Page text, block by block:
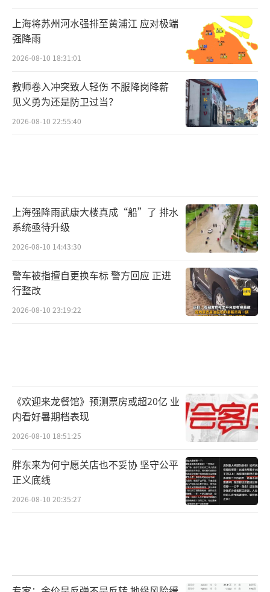
上海将苏州河水强排至黄浦江 应对极端
强降雨
2026-08-10 18:31:01
教师卷入冲突致人轻伤 不服降岗降薪
见义勇为还是防卫过当？
2026-08-10 22:55:40
上海强降雨武康大楼真成“船”了 排水
系统亟待升级
2026-08-10 14:43:30
警车被指擅自更换车标 警方回应 正进
行整改
2026-08-10 23:19:22
《欢迎来龙餐馆》预测票房或超20亿 业
内看好暑期档表现
2026-08-10 18:51:25
胖东来为何宁愿关店也不妥协 坚守公平
正义底线
2026-08-10 20:35:27